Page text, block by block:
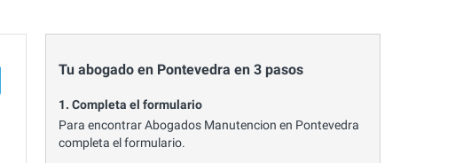
Tu abogado en Pontevedra en 3 pasos
1. Completa el formulario
Para encontrar Abogados Manutencion en Pontevedra
completa el formulario.